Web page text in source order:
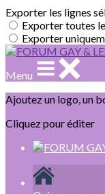
Exporter les lignes
Exporter toutes
Exporter
Menu
Ajoutez un logo, un
Cliquez pour éditer